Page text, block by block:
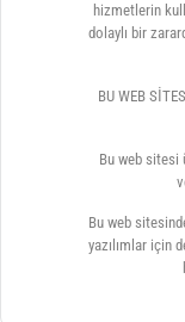
hizmetlerin
dolaylı bir
BU WEB
Bu web sitesi
Bu web
yazılımlar için